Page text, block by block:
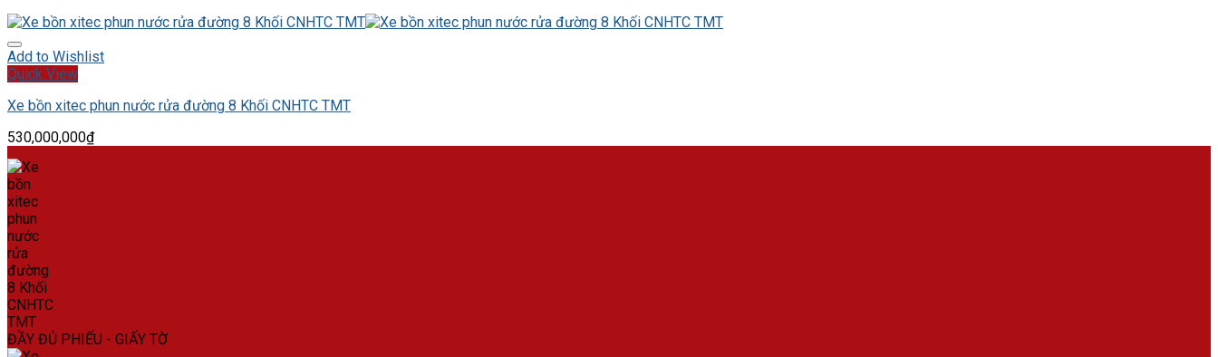
Add to Wishlist
Quick View
Xe bồn xitec phun nước rửa đường 8 Khối CNHTC TMT
530,000,000₫
ĐẦY ĐỦ PHIẾU - GIẤY TỜ